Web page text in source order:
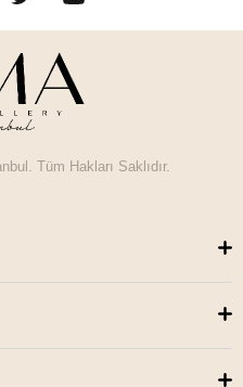
Tüm Hakları Saklıdır.